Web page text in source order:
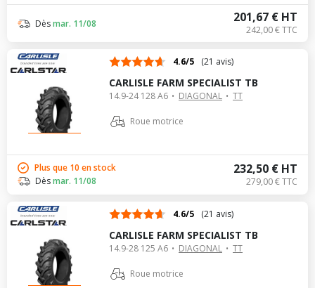
201,67 € HT
242,00 € TTC
Dèsmar. 11/08
4.6/5 (21 avis)
CARLISLE FARM SPECIALIST TB
14.9-24 128 A6 DIAGONAL TT
Roue motrice
232,50 € HT
279,00 € TTC
Plus que 10 en stock
Dèsmar. 11/08
4.6/5 (21 avis)
CARLISLE FARM SPECIALIST TB
14.9-28 125 A6 DIAGONAL TT
Roue motrice